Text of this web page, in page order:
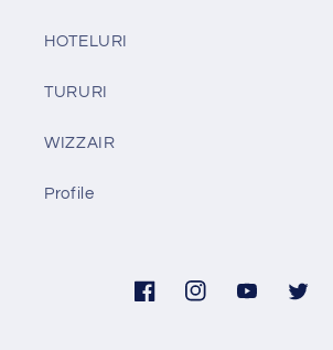
HOTELURI
TURURI
WIZZAIR
Profile
FacebookInstagramYouTubeTwitter